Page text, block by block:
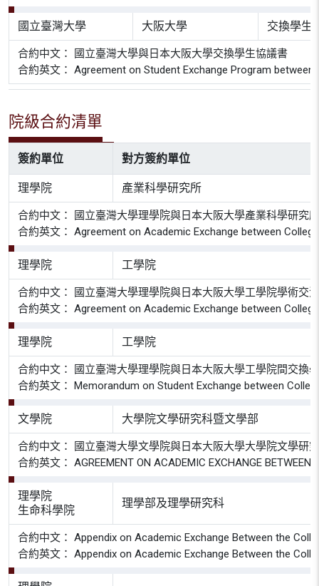
國立臺灣大學 大阪大學 交換學生
合約中文： 國立臺灣大學與日本大阪大學交換學生協議書
合約英文： Agreement on Student Exchange Program between
院級合約清單
簽約單位 對方簽約單位
理學院 產業科學研究所
合約中文： 國立臺灣大學理學院與日本大阪大學產業科學研究
合約英文： Agreement on Academic Exchange between
理學院 工學院
合約中文： 國立臺灣大學理學院與日本大阪大學工學院學術交
合約英文： Agreement on Academic Exchange between
理學院 工學院
合約中文： 國立臺灣大學理學院與日本大阪大學工學院間交換
合約英文： Memorandum on Student Exchange between
文學院 大學院文學研究科暨文學部
合約中文： 國立臺灣大學文學院與日本大阪大學大學院文學研
合約英文： AGREEMENT ON ACADEMIC EXCHANGE BETWEEN
理學院
生命科學院
理學部及理學研究科
合約中文： Appendix on Academic Exchange Between the
合約英文： Appendix on Academic Exchange Between the